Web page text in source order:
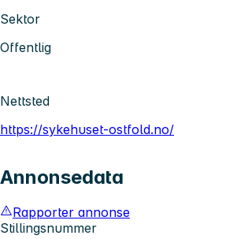
Sektor
Offentlig
Nettsted
https://sykehuset-ostfold.no/
Annonsedata
Rapporter annonse
Stillingsnummer